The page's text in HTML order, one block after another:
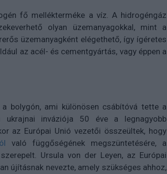
fő mellékterméke a víz. A hidrogéngáz
olyan üzemanyagokkal, mint a
üzemanyagként elégethető, így ígéretes
az acél- és cementgyártás, vagy éppen a
bolygón, ami különösen csábítóvá tette a
ukrajnai inváziója 50 éve a legnagyobb
az Európai Unió vezetői összeültek, hogy
való függőségének megszüntetésére, a
Ursula von der Leyen, az Európai
újításnak nevezte, amely szükséges ahhoz,